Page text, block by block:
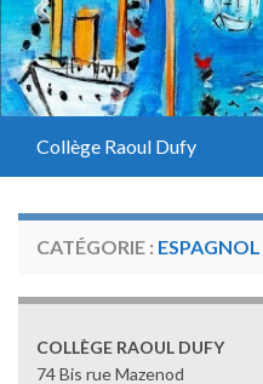
Collège Raoul Dufy
CATÉGORIE : ESPAGNOL
COLLÈGE RAOUL DUFY
74 Bis rue Mazenod
Panneau de gestion des cookies